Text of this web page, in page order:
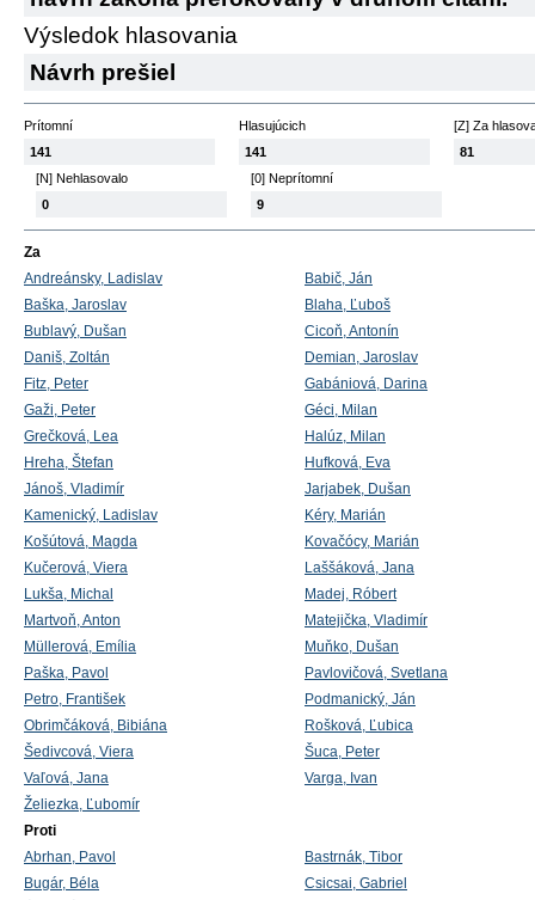
Výsledok hlasovania
Návrh prešiel
Prítomní
141
Hlasujúcich
141
[Z] Za
81
[N] Nehlasovalo
0
[0] Neprítomní
9
Za
Andreánsky, Ladislav
Babič, Ján
Baška, Jaroslav
Blaha, Ľuboš
Bublavý, Dušan
Cicoň, Antonín
Daniš, Zoltán
Demian, Jaroslav
Fitz, Peter
Gabániová, Darina
Gaži, Peter
Géci, Milan
Grečková, Lea
Halúz, Milan
Hreha, Štefan
Hufková, Eva
Jánoš, Vladimír
Jarjabek, Dušan
Kamenický, Ladislav
Kéry, Marián
Košútová, Magda
Kovačócy, Marián
Kučerová, Viera
Laššáková, Jana
Lukša, Michal
Madej, Róbert
Martvoň, Anton
Matejička, Vladimír
Müllerová, Emília
Muňko, Dušan
Paška, Pavol
Pavlovičová, Svetlana
Petro, František
Podmanický, Ján
Obrimčáková, Bibiána
Rošková, Ľubica
Šedivcová, Viera
Šuca, Peter
Vaľová, Jana
Varga, Ivan
Želiezka, Ľubomír
Proti
Abrhan, Pavol
Bastrnák, Tibor
Bugár, Béla
Csicsai, Gabriel